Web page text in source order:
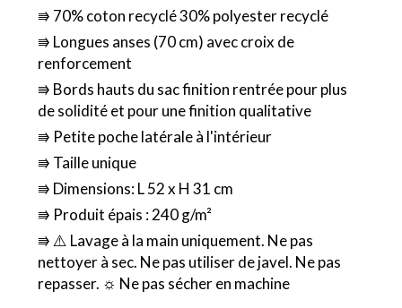
⭆ 70% coton recyclé 30% polyester recyclé
⭆ Longues anses (70 cm) avec croix de
renforcement
⭆ Bords hauts du sac finition rentrée pour plus
de solidité et pour une finition qualitative
⭆ Petite poche latérale à l'intérieur
⭆ Taille unique
⭆ Dimensions: L 52 x H 31 cm
⭆ Produit épais : 240 g/m²
⭆ ⚠️ Lavage à la main uniquement. Ne pas
nettoyer à sec. Ne pas utiliser de javel. Ne pas
repasser. ☼ Ne pas sécher en machine